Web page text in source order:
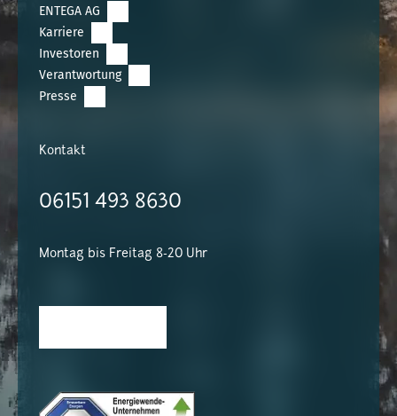
ENTEGA AG
Karriere
Investoren
Verantwortung
Presse
Kontakt
06151 493 8630
Montag bis Freitag 8-20 Uhr